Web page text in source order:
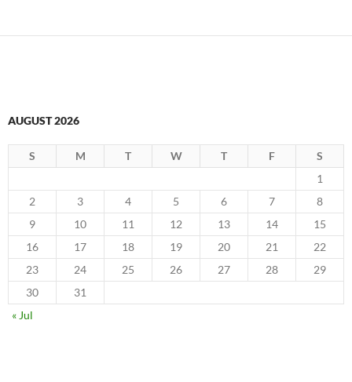
AUGUST 2026
S M T W T F
S
1
2
3 4 5 6 7
8
9
10 11 12 13 14
15
16
17 18 19 20 21
22
23
24 25 26 27 28
29
30
31
« Jul